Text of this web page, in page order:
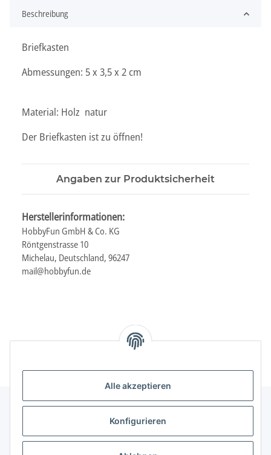
Alle akzeptieren
Konfigurieren
Beschreibung
Briefkasten
Abmessungen: 5 x 3,5 x 2 cm
Material: Holz natur
Der Briefkasten ist zu öffnen!
Angaben zur Produktsicherheit
Herstellerinformationen:
HobbyFun GmbH & Co. KG
Röntgenstrasse 10
Michelau, Deutschland, 96247
mail@hobbyfun.de
Informationen